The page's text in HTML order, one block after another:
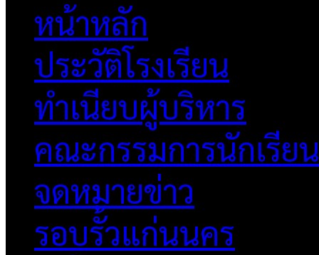
หน้าหลัก
ประวัติโรงเรียน
ทำเนียบผู้บริหาร
คณะกรรมการนักเรียน
จดหมายข่าว
รอบรั้วแก่นนคร